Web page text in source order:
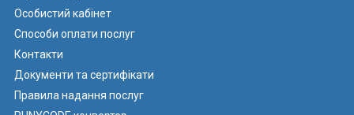
Особистий кабінет
Способи оплати послуг
Контакти
Документи та сертифікати
Правила надання послуг